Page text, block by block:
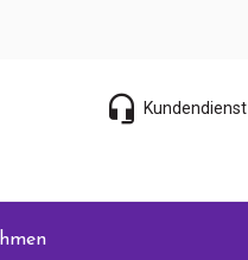
Kundendienst